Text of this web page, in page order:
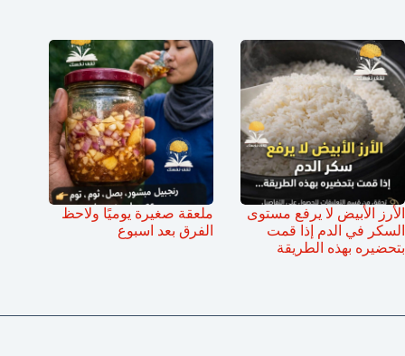
الأرز الأبيض لا يرفع مستوى
السكر في الدم إذا قمت
بتحضيره بهذه الطريقة
ملعقة صغيرة يوميًا ولاحظ
الفرق بعد اسبوع